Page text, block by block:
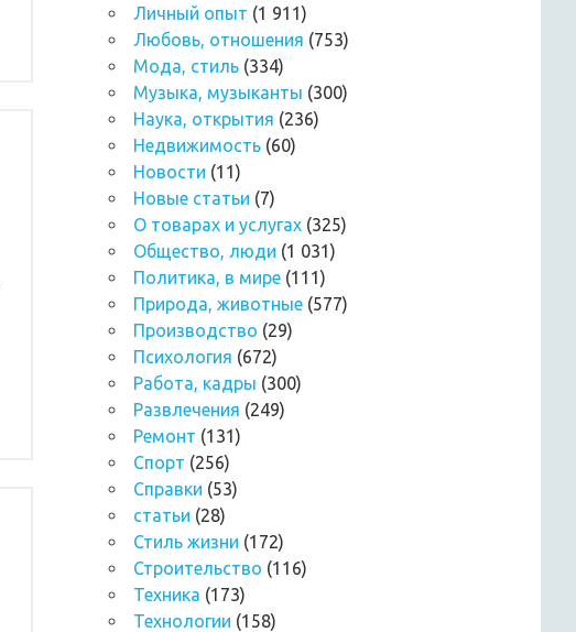
Личный опыт (1 911)
Любовь, отношения (753)
Мода, стиль (334)
Музыка, музыканты (300)
Наука, открытия (236)
Недвижимость (60)
Новости (11)
Новые статьи (7)
О товарах и услугах (325)
Общество, люди (1 031)
Политика, в мире (111)
Природа, животные (577)
Производство (29)
Психология (672)
Работа, кадры (300)
Развлечения (249)
Ремонт (131)
Спорт (256)
Справки (53)
статьи (28)
Стиль жизни (172)
Строительство (116)
Техника (173)
Технологии (158)